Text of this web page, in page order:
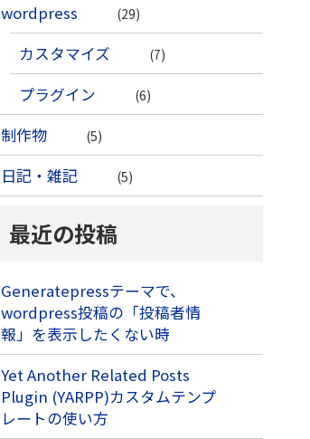
wordpress (29)
カスタマイズ (7)
プラグイン (6)
制作物 (5)
日記・雑記 (5)
最近の投稿
Generatepressテーマで、
wordpress投稿の「投稿者情
報」を表示したくない時
Yet Another Related Posts
Plugin (YARPP)カスタムテンプ
レートの使い方